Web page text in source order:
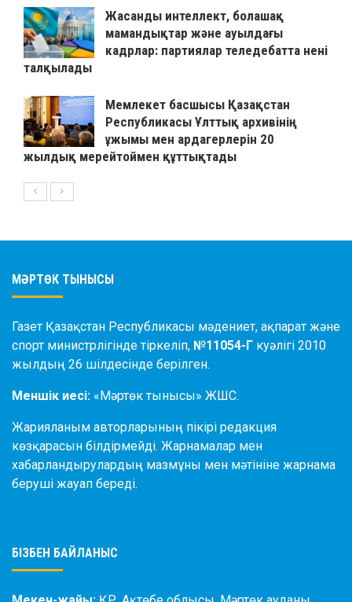
Жасанды интеллект, болашақ
мамандықтар және ауылдағы
кадрлар: партиялар теледебатта нені
талқылады
Мемлекет басшысы Қазақстан
Республикасы Ұлттық архивінің
ұжымы мен ардагерлерін 20
жылдық мерейтоймен құттықтады
МӘРТӨК ТЫНЫСЫ
Газет Қазақстан Республикасы мәдениет, ақпарат және
спорт министрлігінде тіркеліп, №11054-Г куәлігі 2010
жылдың 26 шілдесінде берілген.
Меншік иесі: «Мәртөк тынысы» ЖШС.
Жарияланым авторларының пікірі редакция
көзқарасын білдірмейді. Жарнамалар мен
хабарландырулардың мазмұны мен мәтініне жарнама
беруші жауап береді.
БІЗБЕН БАЙЛАНЫС